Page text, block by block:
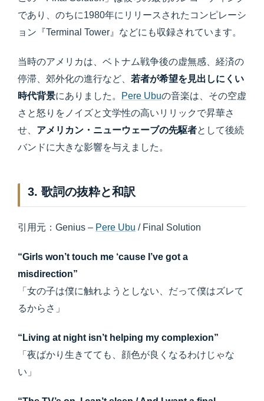
であり、のちに1980年にリリースされたコンピレーシ
ョン『Terminal Tower』などにも収録されています。
当時のアメリカは、ベトナム戦争後の虚無感、経済の
停滞、郊外化の進行など、 若者が希望を見出しにくい
時代背景にありました。 Pere Ubuの音楽は、その空虚
さと怒りをノイズと文学性の高いリリックで昇華さ
せ、 アメリカン・ニューウェーブの先駆者として後続
バンドに大きな影響を与えました。
3. 歌詞の抜粋と和訳
引用元：Genius – Pere Ubu / Final Solution
“Girls won’t touch me ‘cause I’ve got a
misdirection”
「女の子は僕に触れようとしない、だって僕はズレて
るからさ」
“Living at night isn’t helping my complexion”
「夜ばかり生きてても、顔色が良くなるわけじゃな
い」